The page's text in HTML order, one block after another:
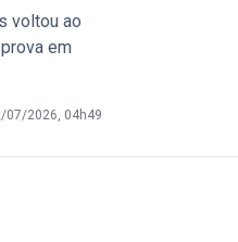
voltou ao
em
07/2026, 04h49